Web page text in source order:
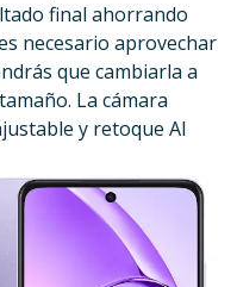
final ahorrando
necesario aprovechar
que cambiarla a
La cámara
y retoque AI